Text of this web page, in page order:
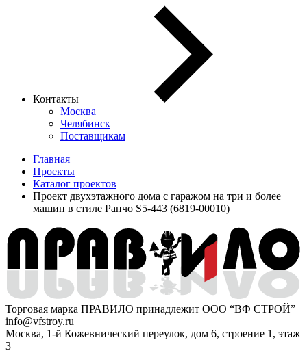
Контакты
Москва
Челябинск
Поставщикам
Главная
Проекты
Каталог проектов
Проект двухэтажного дома с гаражом на три и более
машин в стиле Ранчо S5-443 (6819-00010)
Торговая марка ПРАВИЛО принадлежит ООО “ВФ СТРОЙ”
info@vfstroy.ru
Москва, 1-й Кожевнический переулок, дом 6, строение 1, этаж
3